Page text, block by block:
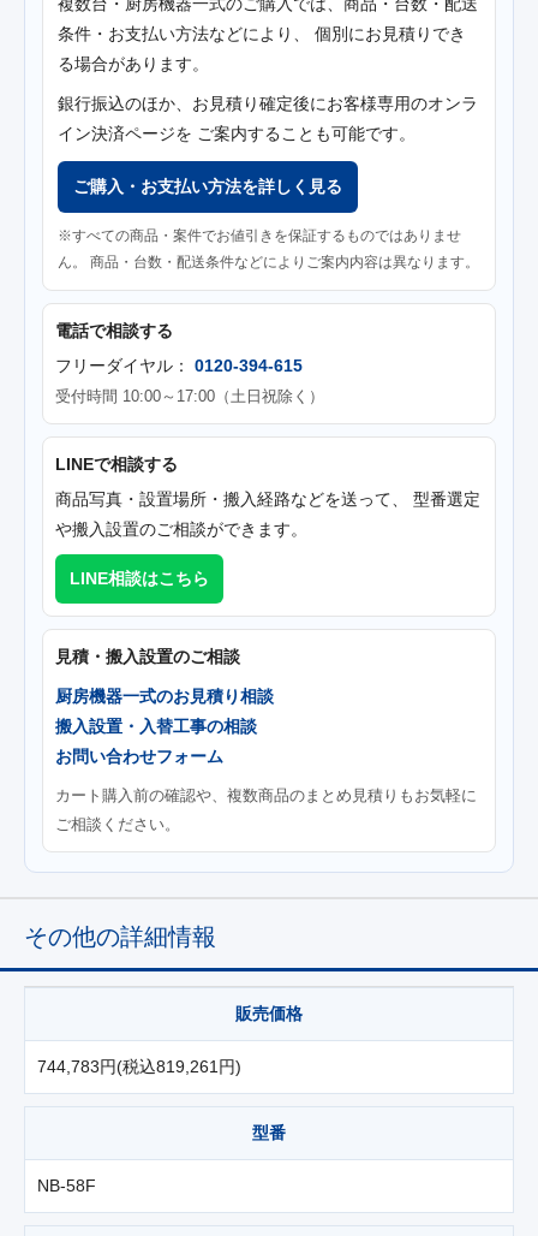
複数台・厨房機器一式のご購入では、商品・台数・配送
条件・お支払い方法などにより、 個別にお見積りでき
る場合があります。
銀行振込のほか、お見積り確定後にお客様専用のオンラ
イン決済ページを ご案内することも可能です。
ご購入・お支払い方法を詳しく見る
※すべての商品・案件でお値引きを保証するものではありませ
ん。 商品・台数・配送条件などによりご案内内容は異なります。
電話で相談する
フリーダイヤル： 0120-394-615
受付時間 10:00～17:00（土日祝除く）
LINEで相談する
商品写真・設置場所・搬入経路などを送って、 型番選定
や搬入設置のご相談ができます。
LINE相談はこちら
見積・搬入設置のご相談
厨房機器一式のお見積り相談
搬入設置・入替工事の相談
お問い合わせフォーム
カート購入前の確認や、複数商品のまとめ見積りもお気軽に
ご相談ください。
その他の詳細情報
販売価格
744,783円(税込819,261円)
型番
NB-58F